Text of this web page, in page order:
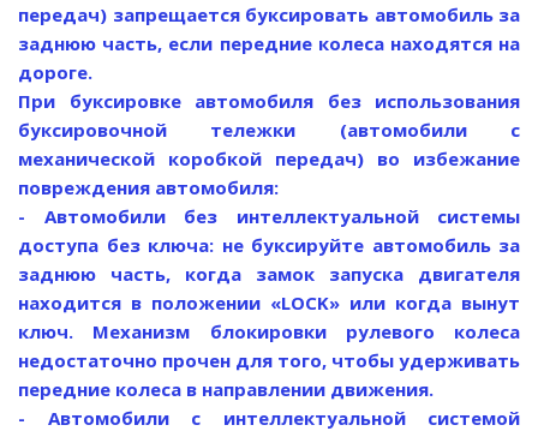
передач) запрещается буксировать автомобиль за
заднюю часть, если передние колеса находятся на
дороге.
При буксировке автомобиля без использования
буксировочной тележки (автомобили с
механической коробкой передач) во избежание
повреждения автомобиля:
- Автомобили без интеллектуальной системы
доступа без ключа: не буксируйте автомобиль за
заднюю часть, когда замок запуска двигателя
находится в положении «LOCK» или когда вынут
ключ. Механизм блокировки рулевого колеса
недостаточно прочен для того, чтобы удерживать
передние колеса в направлении движения.
- Автомобили с интеллектуальной системой